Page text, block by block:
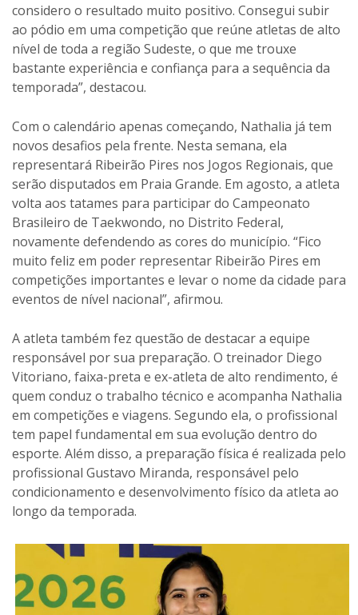
considero o resultado muito positivo. Consegui subir
ao pódio em uma competição que reúne atletas de alto
nível de toda a região Sudeste, o que me trouxe
bastante experiência e confiança para a sequência da
temporada”, destacou.
Com o calendário apenas começando, Nathalia já tem
novos desafios pela frente. Nesta semana, ela
representará Ribeirão Pires nos Jogos Regionais, que
serão disputados em Praia Grande. Em agosto, a atleta
volta aos tatames para participar do Campeonato
Brasileiro de Taekwondo, no Distrito Federal,
novamente defendendo as cores do município. “Fico
muito feliz em poder representar Ribeirão Pires em
competições importantes e levar o nome da cidade para
eventos de nível nacional”, afirmou.
A atleta também fez questão de destacar a equipe
responsável por sua preparação. O treinador Diego
Vitoriano, faixa-preta e ex-atleta de alto rendimento, é
quem conduz o trabalho técnico e acompanha Nathalia
em competições e viagens. Segundo ela, o profissional
tem papel fundamental em sua evolução dentro do
esporte. Além disso, a preparação física é realizada pelo
profissional Gustavo Miranda, responsável pelo
condicionamento e desenvolvimento físico da atleta ao
longo da temporada.